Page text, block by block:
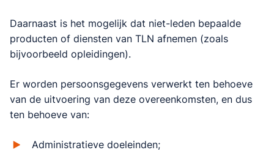
Daarnaast is het mogelijk dat niet-leden bepaalde
producten of diensten van TLN afnemen (zoals
bijvoorbeeld opleidingen).
Er worden persoonsgegevens verwerkt ten behoeve
van de uitvoering van deze overeenkomsten, en dus
ten behoeve van:
Administratieve doeleinden;